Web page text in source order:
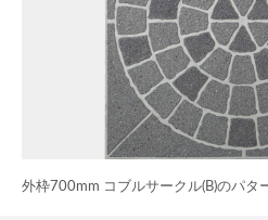
外枠700mm コブルサークル(B)のパタ